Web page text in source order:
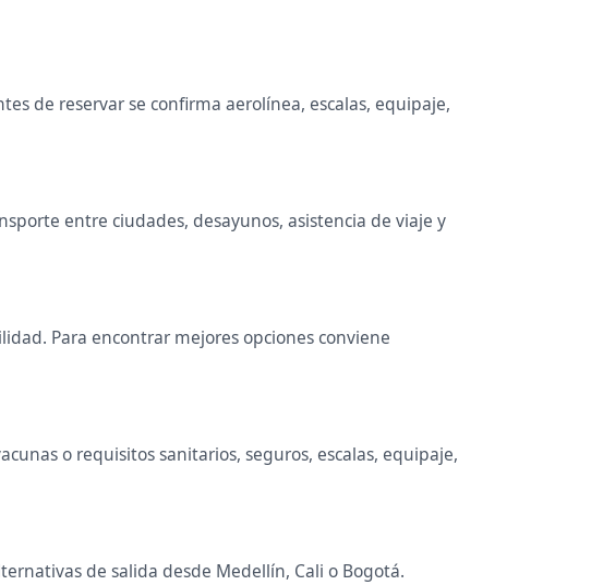
de reservar se confirma aerolínea, escalas, equipaje,
entre ciudades, desayunos, asistencia de viaje y
Para encontrar mejores opciones conviene
o requisitos sanitarios, seguros, escalas, equipaje,
de salida desde Medellín, Cali o Bogotá.